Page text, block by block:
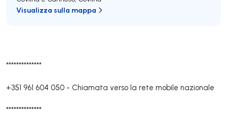
**************
+351 961 604 050 - Chiamata verso la rete mobile nazionale
**************
Visualizza sulla mappa